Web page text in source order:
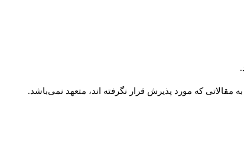
.
که مورد پذیرش قرار نگرفته اند، متعهد نمی‌باشد.